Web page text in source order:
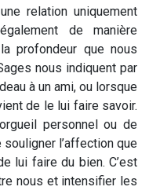
relation uniquement
de manière
profondeur que nous
nous indiquent par
à un ami, ou lorsque
de le lui faire savoir.
personnel ou de
souligner l’affection que
lui faire du bien. C’est
nous et intensifier les